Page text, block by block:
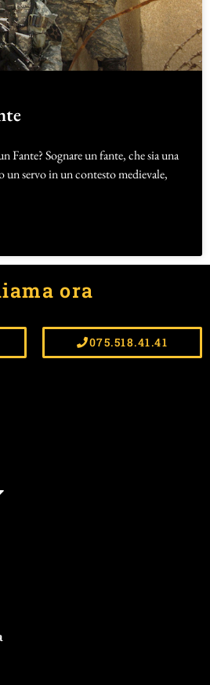
Fante? Sognare un fante, che sia una
un servo in un contesto medievale,
ora
075.518.41.41